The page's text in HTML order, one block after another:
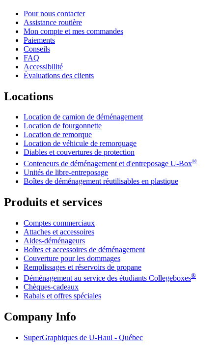
Pour nous contacter
Assistance routière
Mon compte et mes commandes
Paiements
Conseils
FAQ
Accessibilité
Évaluations des clients
Locations
Location de camion de déménagement
Location de fourgonnette
Location de remorque
Location de véhicule de remorquage
Diables et couvertures de protection
Conteneurs de déménagement et d'entreposage U-Box®
Unités de libre-entreposage
Boîtes de déménagement réutilisables en plastique
Produits et services
Comptes commerciaux
Attaches et accessoires
Aides-déménageurs
Boîtes et accessoires de déménagement
Couverture pour les dommages
Remplissages et réservoirs de propane
Déménagement au service des étudiants Collegeboxes®
Chèques-cadeaux
Rabais et offres spéciales
Company Info
SuperGraphiques de U-Haul - Québec